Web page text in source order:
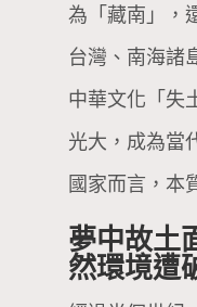
為「藏南」，
台灣、南海諸
中華文化「失
光大，成為當
國家而言，本
夢中故土
然環境遭